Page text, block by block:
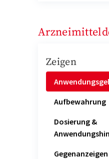
Zeigen
Aufbewahrung
Dosierung &
Gegenanzeigen